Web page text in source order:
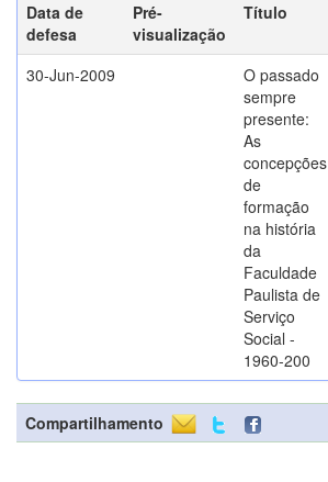
Data de
defesa
Pré-
visualização
Título
30-Jun-2009
O passado
sempre
presente:
As
concepções
de
formação
na história
da
Faculdade
Paulista de
Serviço
Social -
1960-200
Compartilhamento